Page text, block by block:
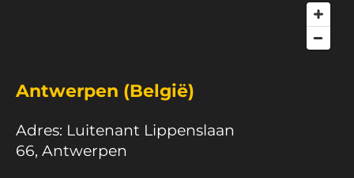
Antwerpen (België)
Adres: Luitenant Lippenslaan
66, Antwerpen